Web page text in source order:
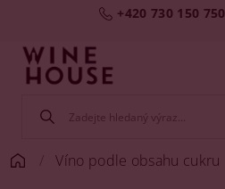
+420 730 150 750
Víno podle obsahu cukru